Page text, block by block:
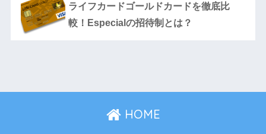
ライフカードゴールドカードを徹底比
較！Especialの招待制とは？
HOME